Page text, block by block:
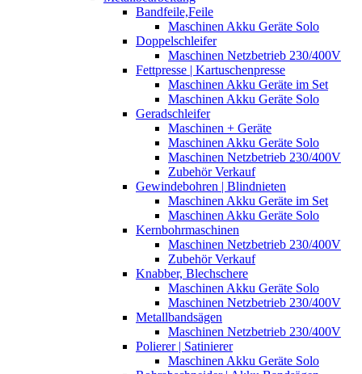
Bandfeile,Feile
Maschinen Akku Geräte Solo
Doppelschleifer
Maschinen Netzbetrieb 230/400V
Fettpresse | Kartuschenpresse
Maschinen Akku Geräte im Set
Maschinen Akku Geräte Solo
Geradschleifer
Maschinen + Geräte
Maschinen Akku Geräte Solo
Maschinen Netzbetrieb 230/400V
Zubehör Verkauf
Gewindebohren | Blindnieten
Maschinen Akku Geräte im Set
Maschinen Akku Geräte Solo
Kernbohrmaschinen
Maschinen Netzbetrieb 230/400V
Zubehör Verkauf
Knabber, Blechschere
Maschinen Akku Geräte Solo
Maschinen Netzbetrieb 230/400V
Metallbandsägen
Maschinen Netzbetrieb 230/400V
Polierer | Satinierer
Maschinen Akku Geräte Solo